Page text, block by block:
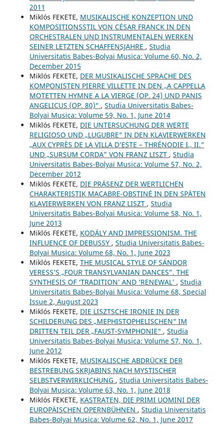
2011
Miklós FEKETE, MUSIKALISCHE KONZEPTION UND
KOMPOSITIONSSTIL VON CÉSAR FRANCK IN DEN
ORCHESTRALEN UND INSTRUMENTALEN WERKEN
SEINER LETZTEN SCHAFFENSJAHRE , Studia
Universitatis Babes-Bolyai Musica: Volume 60, No. 2,
December 2015
Miklós FEKETE, DER MUSIKALISCHE SPRACHE DES
KOMPONISTEN PIERRE VILLETTE IN DEN „A CAPPELLA
MOTETTEN HYMNE A LA VIERGE (OP. 24) UND PANIS
ANGELICUS (OP. 80)“ , Studia Universitatis Babes-
Bolyai Musica: Volume 59, No. 1, June 2014
Miklós FEKETE, DIE UNTERSUCHUNG DER WERTE
RELIGIOSO UND „LUGUBRE“ IN DEN KLAVIERWERKEN
„AUX CYPRÈS DE LA VILLA D’ESTE – THRÉNODIE I., II.”
UND „SURSUM CORDA” VON FRANZ LISZT , Studia
Universitatis Babes-Bolyai Musica: Volume 57, No. 2,
December 2012
Miklós FEKETE, DIE PRÄSENZ DER WERTLICHEN
CHARAKTERISTIK MACABRE-OBSTINÉ IN DEN SPÄTEN
KLAVIERWERKEN VON FRANZ LISZT , Studia
Universitatis Babes-Bolyai Musica: Volume 58, No. 1,
June 2013
Miklós FEKETE, KODÁLY AND IMPRESSIONISM. THE
INFLUENCE OF DEBUSSY , Studia Universitatis Babes-
Bolyai Musica: Volume 68, No. 1, June 2023
Miklós FEKETE, THE MUSICAL STYLE OF SÁNDOR
VERESS’S „FOUR TRANSYLVANIAN DANCES”. THE
SYNTHESIS OF ‘TRADITION’ AND ‘RENEWAL’ , Studia
Universitatis Babes-Bolyai Musica: Volume 68, Special
Issue 2, August 2023
Miklós FEKETE, DIE LISZTSCHE IRONIE IN DER
SCHILDERUNG DES „MEPHISTOPHELISCHEN“ IM
DRITTEN TEIL DER „FAUST-SYMPHONIE“ , Studia
Universitatis Babes-Bolyai Musica: Volume 57, No. 1,
June 2012
Miklós FEKETE, MUSIKALISCHE ABDRÜCKE DER
BESTREBUNG SKRJABINS NACH MYSTISCHER
SELBSTVERWIRKLICHUNG , Studia Universitatis Babes-
Bolyai Musica: Volume 63, No. 1, June 2018
Miklós FEKETE, KASTRATEN, DIE PRIMI UOMINI DER
EUROPÄISCHEN OPERNBÜHNEN , Studia Universitatis
Babes-Bolyai Musica: Volume 62, No. 1, June 2017